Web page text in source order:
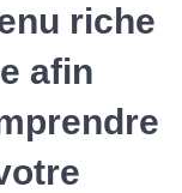
riche
afin